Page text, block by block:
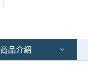
商品介紹